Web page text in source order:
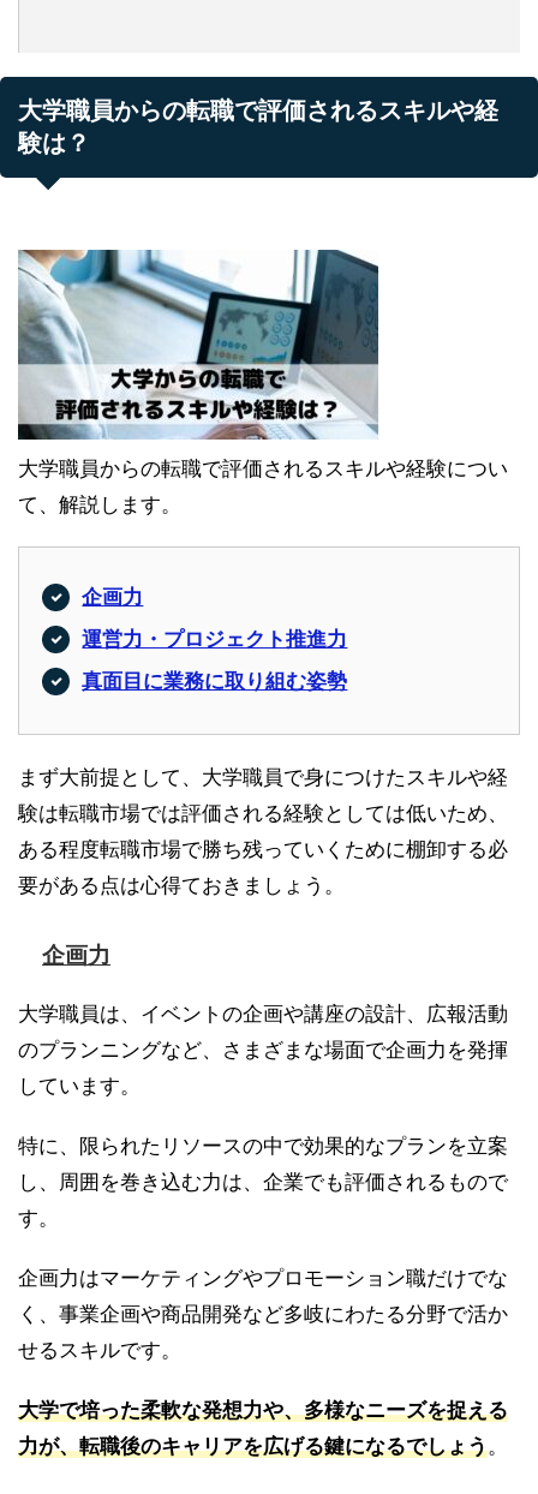
大学職員からの転職で評価されるスキルや経
験は？
大学職員からの転職で評価されるスキルや経験につい
て、解説します。
企画力
運営力・プロジェクト推進力
真面目に業務に取り組む姿勢
まず大前提として、大学職員で身につけたスキルや経
験は転職市場では評価される経験としては低いため、
ある程度転職市場で勝ち残っていくために棚卸する必
要がある点は心得ておきましょう。
企画力
大学職員は、イベントの企画や講座の設計、広報活動
のプランニングなど、さまざまな場面で企画力を発揮
しています。
特に、限られたリソースの中で効果的なプランを立案
し、周囲を巻き込む力は、企業でも評価されるもので
す。
企画力はマーケティングやプロモーション職だけでな
く、事業企画や商品開発など多岐にわたる分野で活か
せるスキルです。
大学で培った柔軟な発想力や、多様なニーズを捉える
力が、転職後のキャリアを広げる鍵になるでしょう。